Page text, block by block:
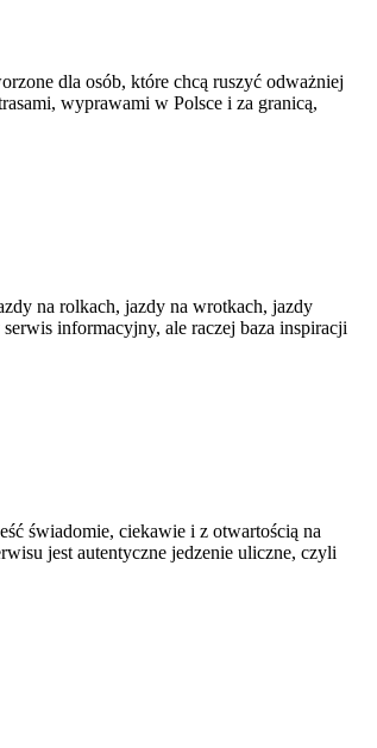
dla osób, które chcą ruszyć odważniej
wyprawami w Polsce i za granicą,
na rolkach, jazdy na wrotkach, jazdy
informacyjny, ale raczej baza inspiracji
świadomie, ciekawie i z otwartością na
jest autentyczne jedzenie uliczne, czyli